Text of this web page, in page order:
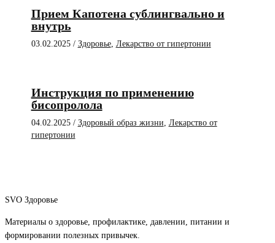
Прием Капотена сублингвально и
внутрь
03.02.2025 / Здоровье, Лекарство от гипертонии
Инструкция по применению
бисопролола
04.02.2025 / Здоровый образ жизни Лекарство от
гипертонии
SVO Здоровье
Материалы о здоровье, профилактике, давлении, питании и
формировании полезных привычек.